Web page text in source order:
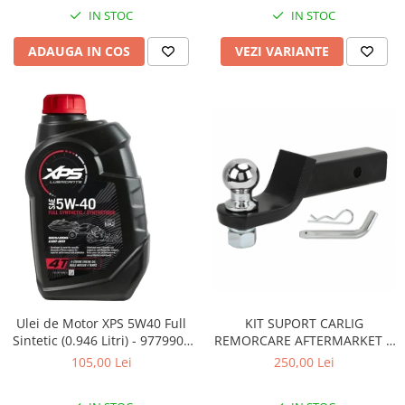
Fuzete
Pivoti
Rulmenti
Simering
Surub Bascula
Telescoape
Alimentare, Admisie & Evacuare
Admisie
ARC Toba
Carburator
Filtre aer
FILTRU BENZINA
IN STOC
ADAUGA IN COS
IN STOC
VEZI VARIANTE
Ulei de Motor XPS 5W40 Full
Sintetic (0.946 Litri) - 9779900
CAN AM
105,00 Lei
KIT SUPORT CARLIG
REMORCARE AFTERMARKET 2
INCH CU BILA SI STIFT 3.4
250,00 Lei